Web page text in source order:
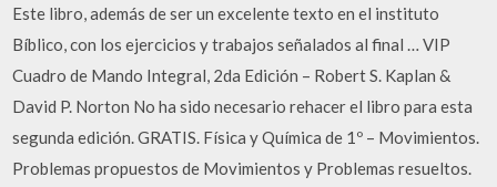
Este libro, además de ser un excelente texto en el instituto
Bíblico, con los ejercicios y trabajos señalados al final … VIP
Cuadro de Mando Integral, 2da Edición – Robert S. Kaplan &
David P. Norton No ha sido necesario rehacer el libro para esta
segunda edición. GRATIS. Física y Química de 1º – Movimientos.
Problemas propuestos de Movimientos y Problemas resueltos.